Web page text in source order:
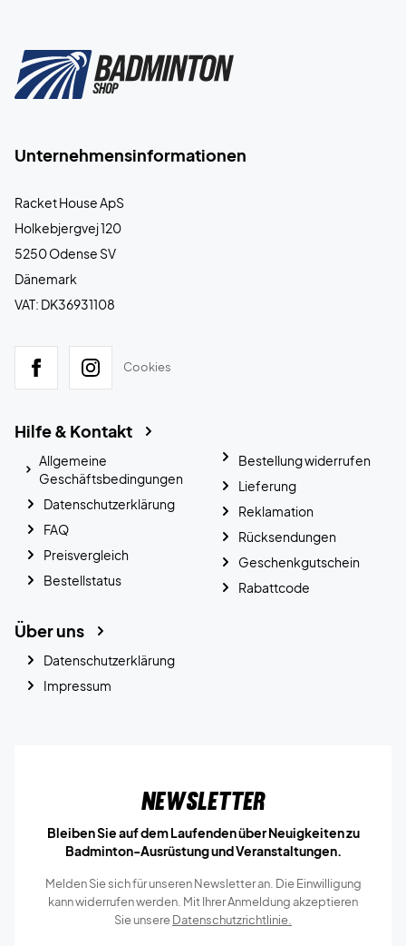
Unternehmensinformationen
Racket House ApS
Holkebjergvej 120
5250 Odense SV
Dänemark
VAT: DK36931108
Cookies
Hilfe & Kontakt
Allgemeine
Geschäftsbedingungen
Datenschutzerklärung
FAQ
Preisvergleich
Bestellstatus
Bestellung widerrufen
Lieferung
Reklamation
Rücksendungen
Geschenkgutschein
Rabattcode
Über uns
Datenschutzerklärung
Impressum
Newsletter
Bleiben Sie auf dem Laufenden über Neuigkeiten zu
Badminton-Ausrüstung und Veranstaltungen.
Melden Sie sich für unseren Newsletter an. Die Einwilligung
kann widerrufen werden. Mit Ihrer Anmeldung akzeptieren
Sie unsereDatenschutzrichtlinie.